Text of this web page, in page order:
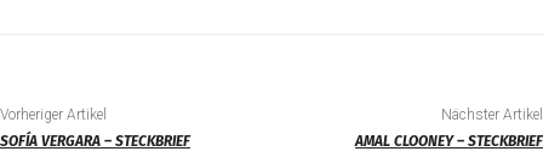
Vorheriger Artikel
SOFÍA VERGARA – STECKBRIEF
Nächster Artikel
AMAL CLOONEY – STECKBRIEF